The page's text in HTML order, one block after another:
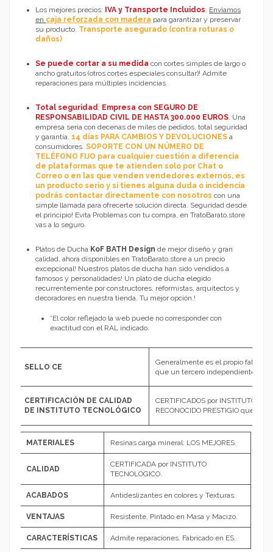
Los mejores precios: IVA y Transporte Incluidos. Enviamos
en caja reforzada con madera para garantizar y preservar
su producto. Transporte asegurado (contra roturas o
daños)
Se puede cortar a su medida con cortes simples de largo o
ancho gratuitos (otros cortes especiales consultar)! Admite
reparaciones para múltiples incidencias.
Total seguridad: Empresa con SEGURO DE
RESPONSABILIDAD CIVIL DE HASTA 300.000 EUROS. Una
empresa seria con decenas de miles de pedidos, total seguridad
y garantía. 14 días PARA CAMBIOS Y DEVOLUCIONES a
consumidores. SOPORTE CON UN NÚMERO DE
TELÉFONO FIJO para cualquier cuestión a diferencia
de plataformas que te atienden solo por Chat o
Correo o en las que venden vendedores externos, es
un producto serio y si tienes alguna duda o incidencia
podrás contactar directamente con nosotros con una
simple llamada para ofrecerte solución directa. Seguridad desde
el principio! Evita Problemas con tu compra, en TratoBarato.store
vas a lo seguro.
Platos de Ducha KoF BATH Design de mejor diseño y gran
calidad, ahora disponibles en TratoBarato.store a un precio
excepcional! Nuestros platos de ducha han sido vendidos a
famosos y personalidades! Un plato de ducha elegido
recurrentemente por constructores, reformistas, arquitectos y
decoradores en nuestra tienda. Tu mejor opción.!
*El color reflejado la web puede no corresponder con
exactitud con el RAL indicado.
SELLO CE
Generalmente es el propio
que un tercero independiente
CERTIFICACIÓN DE CALIDAD
DE INSTITUTO TECNOLÓGICO
CERTIFICADOS por INSTITUTO
RECONOCIDO PRESTIGIO que
MATERIALES Resinas carga mineral: LOS MEJORES.
CALIDAD
CERTIFICADA por INSTITUTO
TECNOLÓGICO.
ACABADOS Antideslizantes en colores y Texturas.
VENTAJAS Resistente, Pintado en Masa y Macizo.
CARACTERÍSTICAS Admite reparaciones. Fabricado en ES.